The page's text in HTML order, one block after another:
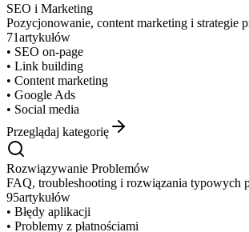
SEO i Marketing
Pozycjonowanie, content marketing i strategie
71artykułów
• SEO on-page
• Link building
• Content marketing
• Google Ads
• Social media
Przeglądaj kategorię
Rozwiązywanie Problemów
FAQ, troubleshooting i rozwiązania typowych
95artykułów
• Błędy aplikacji
• Problemy z płatnościami